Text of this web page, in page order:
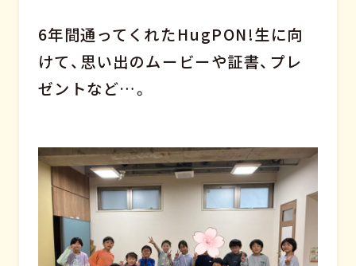
6年間通ってくれたHugPON!生に向
けて、思い出のムービーや証書、プレ
ゼントなど…。